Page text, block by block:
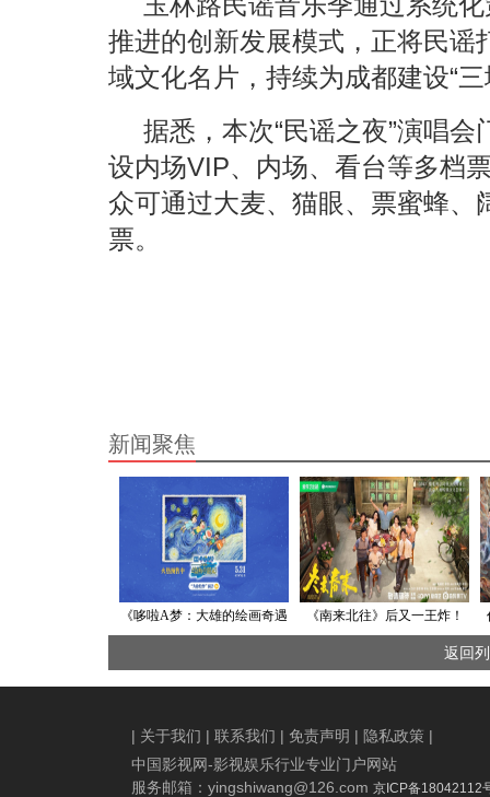
推进的创新发展模式，正将民谣
域文化名片，持续为成都建设“
据悉，本次“民谣之夜”演唱
设内场VIP、内场、看台等多档
众可通过大麦、猫眼、票蜜蜂、
票。
新闻聚焦
《哆啦A梦：大雄的绘画奇遇
一必看
《南来北往》后又一王炸！
《冬去春来》央视爱奇艺开
播
返回
| 关于我们 | 联系我们 | 免责声明 | 隐私政策 |
中国影视网-影视娱乐行业专业门户网站
服务邮箱： yingshiwang@126.com 京ICP备18042112